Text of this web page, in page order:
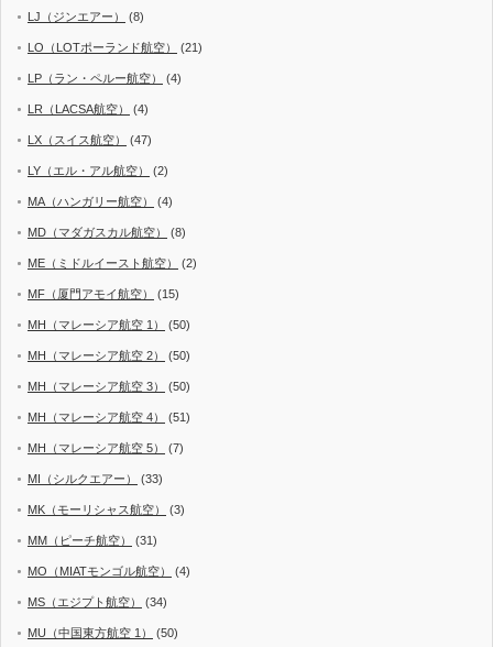
LJ（ジンエアー） (8)
LO（LOTポーランド航空） (21)
LP（ラン・ペルー航空） (4)
LR（LACSA航空） (4)
LX（スイス航空） (47)
LY（エル・アル航空） (2)
MA（ハンガリー航空） (4)
MD（マダガスカル航空） (8)
ME（ミドルイースト航空） (2)
MF（厦門アモイ航空） (15)
MH（マレーシア航空 1） (50)
MH（マレーシア航空 2） (50)
MH（マレーシア航空 3） (50)
MH（マレーシア航空 4） (51)
MH（マレーシア航空 5） (7)
MI（シルクエアー） (33)
MK（モーリシャス航空） (3)
MM（ピーチ航空） (31)
MO（MIATモンゴル航空） (4)
MS（エジプト航空） (34)
MU（中国東方航空 1） (50)